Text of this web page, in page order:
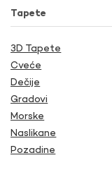
Tapete
3D Tapete
Cveće
Dečije
Gradovi
Morske
Naslikane
Pozadine